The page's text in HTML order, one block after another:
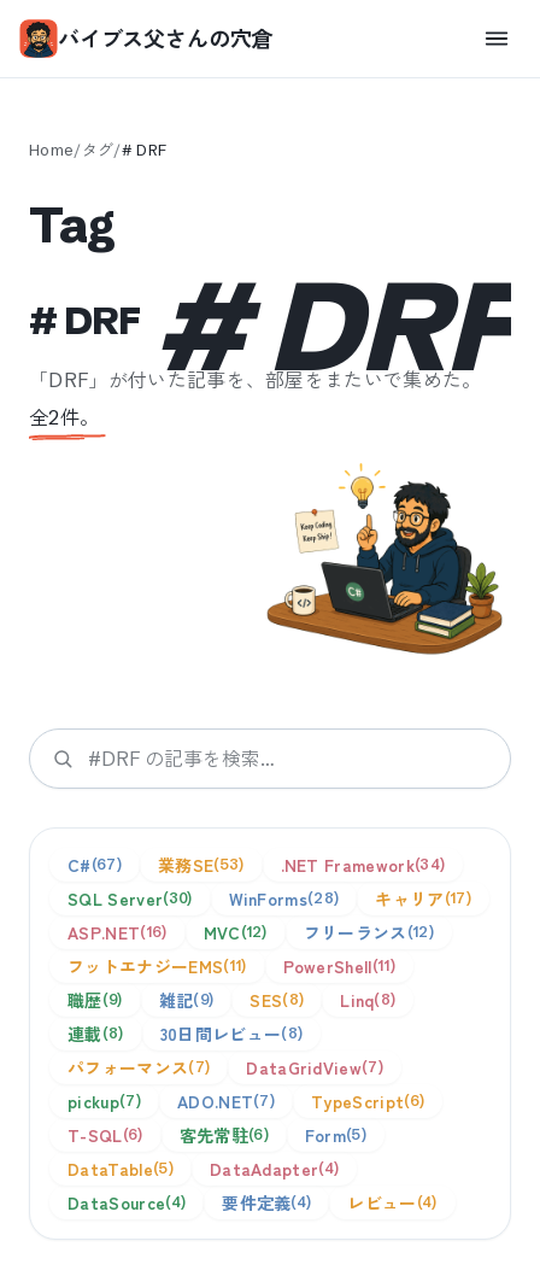
バイブス父さんの穴倉
Home/タグ/#DRF
#DRF
Tag
# DRF
「DRF 」が付いた記事を、部屋をまたいで集めた。
全2件。
検索
C# 67 業務SE 53 .NET Framework 34
SQL Server 30 WinForms 28 キャリア 17
ASP.NET 16 MVC 12 フリーランス 12
フットエナジーEMS 11 PowerShell 11
職歴 9 雑記 9 SES 8 Linq 8
連載 8 30日間レビュー 8
パフォーマンス 7 DataGridView 7
pickup 7 ADO.NET 7 TypeScript 6
T-SQL 6 客先常駐 6 Form 5
DataTable 5 DataAdapter 4
DataSource 4 要件定義 4 レビュー 4